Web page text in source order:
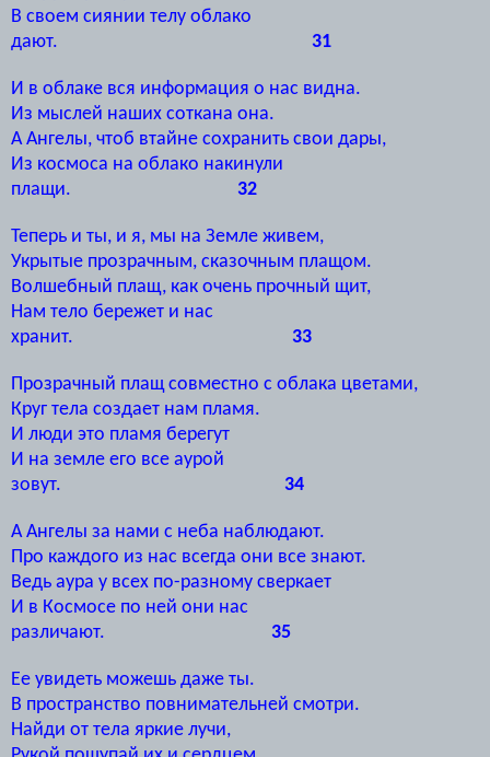
В своем сиянии телу облако
дают. 31
И в облаке вся информация о нас видна.
Из мыслей наших соткана она.
А Ангелы, чтоб втайне сохранить свои дары,
Из космоса на облако накинули
плащи. 32
Теперь и ты, и я, мы на Земле живем,
Укрытые прозрачным, сказочным плащом.
Волшебный плащ, как очень прочный щит,
Нам тело бережет и нас
хранит. 33
Прозрачный плащ совместно с облака цветами,
Круг тела создает нам пламя.
И люди это пламя берегут
И на земле его все аурой
зовут. 34
А Ангелы за нами с неба наблюдают.
Про каждого из нас всегда они все знают.
Ведь аура у всех по-разному сверкает
И в Космосе по ней они нас
различают. 35
Ее увидеть можешь даже ты.
В пространство повнимательней смотри.
Найди от тела яркие лучи,